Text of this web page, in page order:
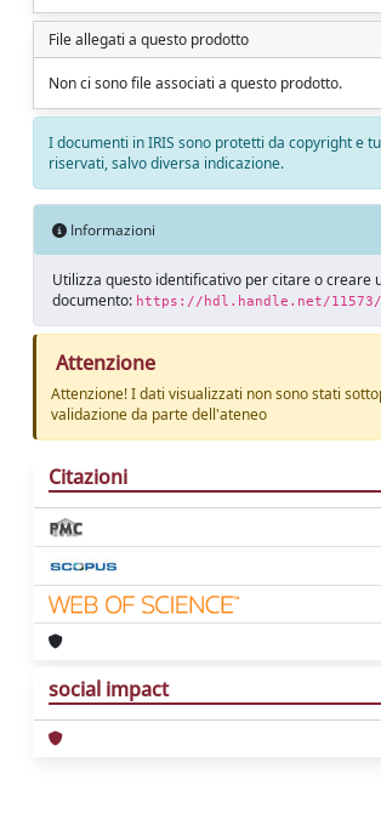
File allegati a questo prodotto
Non ci sono file associati a questo prodotto.
I documenti in IRIS sono protetti da copyright e
riservati, salvo diversa indicazione.
Informazioni
Utilizza questo identificativo per citare o creare
documento: https://hdl.handle.net/11573/
Attenzione
Attenzione! I dati visualizzati non sono stati
validazione da parte dell'ateneo
Citazioni
social impact